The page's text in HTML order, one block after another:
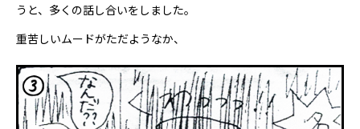
うと、多くの話し合いをしました。
重苦しいムードがただようなか、